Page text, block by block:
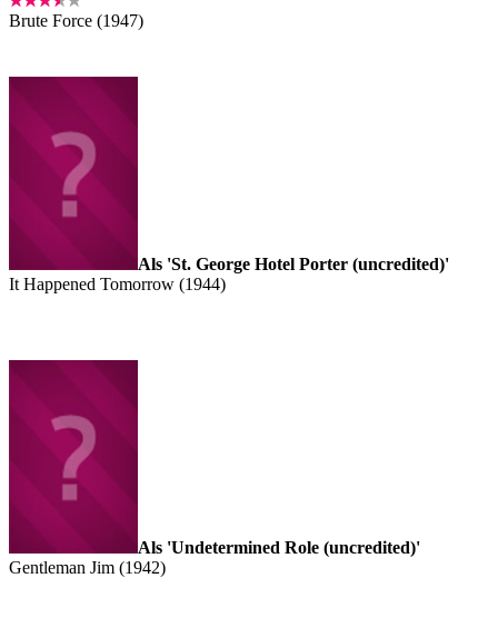
Brute Force (1947)
Als 'St. George Hotel Porter (uncredited)'
It Happened Tomorrow (1944)
Als 'Undetermined Role (uncredited)'
Gentleman Jim (1942)